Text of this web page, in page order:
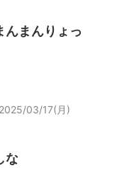
んまんりょっ
2025/03/17(月)
な